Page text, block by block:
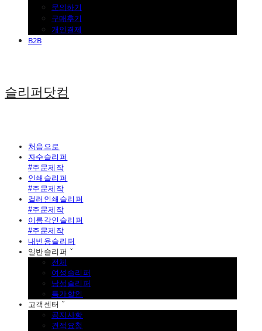
문의하기
구매후기
개인결제
B2B
슬리퍼닷컴
처음으로
자수슬리퍼
#주문제작
인쇄슬리퍼
#주문제작
컬러인쇄슬리퍼
#주문제작
이름각인슬리퍼
#주문제작
내빈용슬리퍼
일반슬리퍼 ˇ
전체
여성슬리퍼
남성슬리퍼
특가할인
고객센터 ˇ
공지사항
견적요청